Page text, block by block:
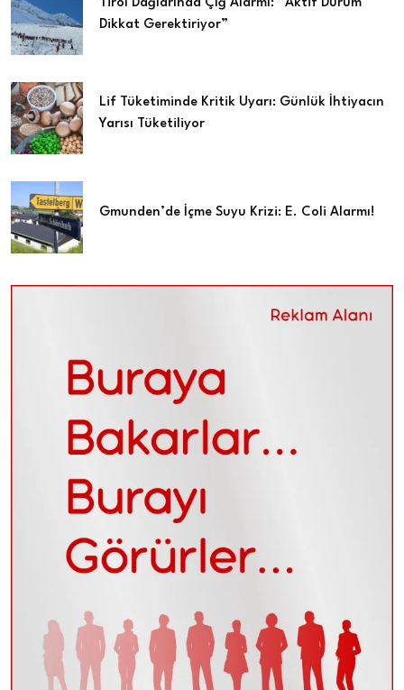
Tirol Dağlarında Çığ Alarmı: “Aktif Durum
Dikkat Gerektiriyor”
Lif Tüketiminde Kritik Uyarı: Günlük İhtiyacın
Yarısı Tüketiliyor
Gmunden’de İçme Suyu Krizi: E. Coli Alarmı!